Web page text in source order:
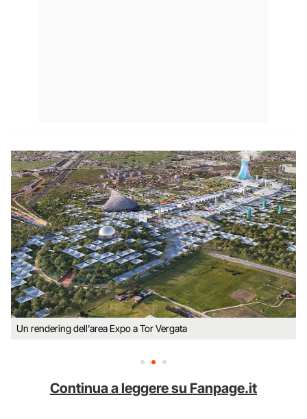
Un rendering dell'area Expo a Tor Vergata
Continua a leggere su Fanpage.it